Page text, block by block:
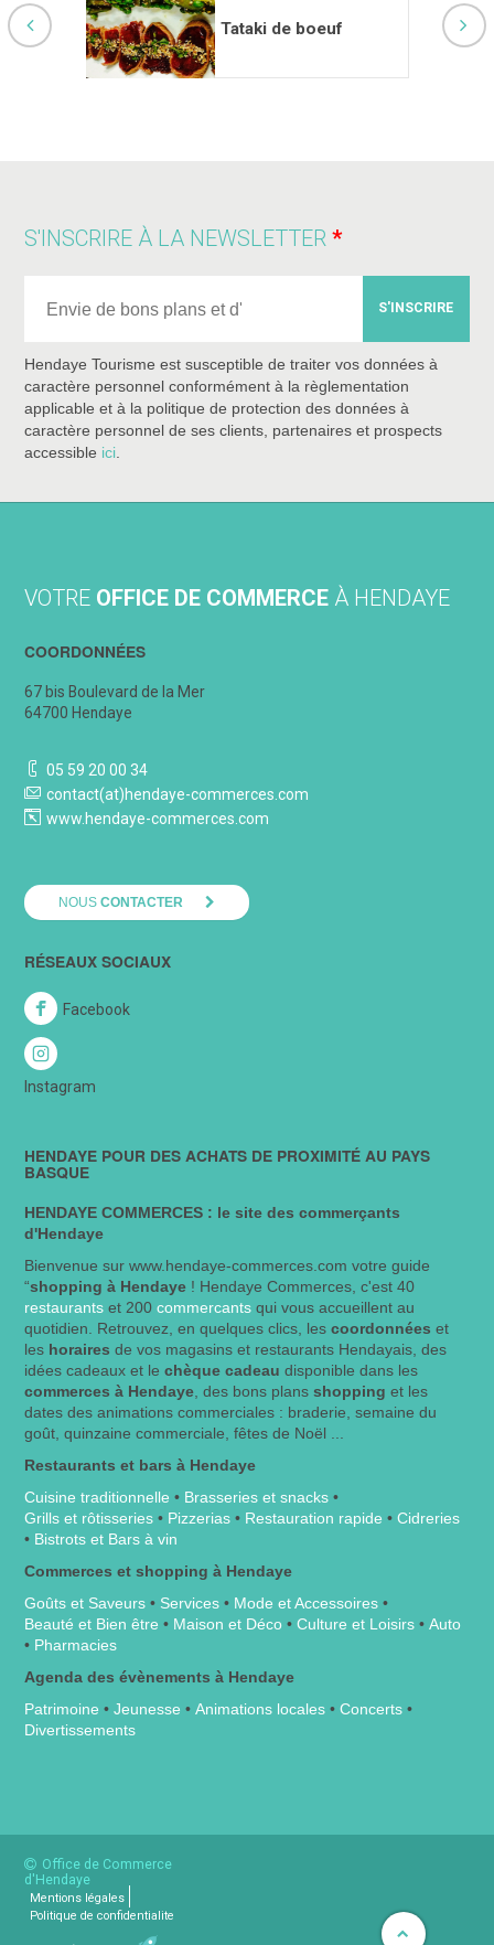
Tataki de boeuf
S'INSCRIRE À LA NEWSLETTER
S'INSCRIRE
Hendaye Tourisme est susceptible de traiter vos données à
caractère personnel conformément à la règlementation
applicable et à la politique de protection des données à
caractère personnel de ses clients, partenaires et prospects
accessible ici
VOTRE OFFICE DE COMMERCE À HENDAYE
COORDONNÉES
67 bis Boulevard de la Mer
64700 Hendaye
05 59 20 00 34
contact(at)hendaye-commerces.com
www.hendaye-commerces.com
NOUSCONTACTER
RÉSEAUX SOCIAUX
Facebook
Instagram
HENDAYE POUR DES ACHATS DE PROXIMITÉ AU PAYS
BASQUE
HENDAYE COMMERCES : le site des commerçants
d'Hendaye
Bienvenue sur www.hendaye-commerces.com votre guide
“shopping à Hendaye ! Hendaye Commerces, c'est 40
restaurants et 200commercants qui vous accueillent au
quotidien. Retrouvez, en quelques clics, lescoordonnéeset
les horairesde vos magasins et restaurants Hendayais, des
idées cadeaux et lechèque cadeaudisponible dans les
commerces à Hendaye , des bons plansshoppinget les
dates des animations commerciales : braderie, semaine du
goût, quinzaine commerciale, fêtes de Noël ...
Restaurants et bars à Hendaye
Cuisine traditionnelle • Brasseries et snacks •
Grills et rôtisseries • Pizzerias • Restauration rapide •Cidreries
• Bistrots et Bars à vin
Commerces et shopping à Hendaye
Goûts et Saveurs • Services • Mode et Accessoires •
Beauté et Bien être • Maison et Déco •Culture et Loisirs •Auto
• Pharmacies
Agenda des évènements à Hendaye
Patrimoine •Jeunesse •Animations locales •Concerts •
Divertissements
Office de Commerce
d'Hendaye
Mentions légales
Politique de confidentialite